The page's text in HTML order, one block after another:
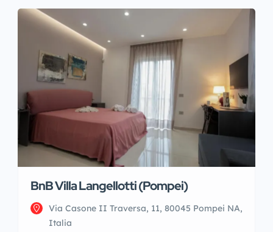
BnB Villa Langellotti (Pompei)
Via Casone II Traversa, 11, 80045 Pompei NA,
Italia